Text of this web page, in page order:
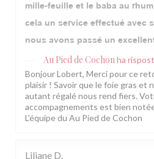
mille-feuille et le baba au
cela un service effectué avec
nous avons passé un
Au Pied de Cochonha
Bonjour Lobert, Merci pour ce
plaisir ! Savoir que le foie gras et
autant régalé nous rend fiers.
accompagnements est bien
L'équipe du Au Pied de Cochon
Liliane D